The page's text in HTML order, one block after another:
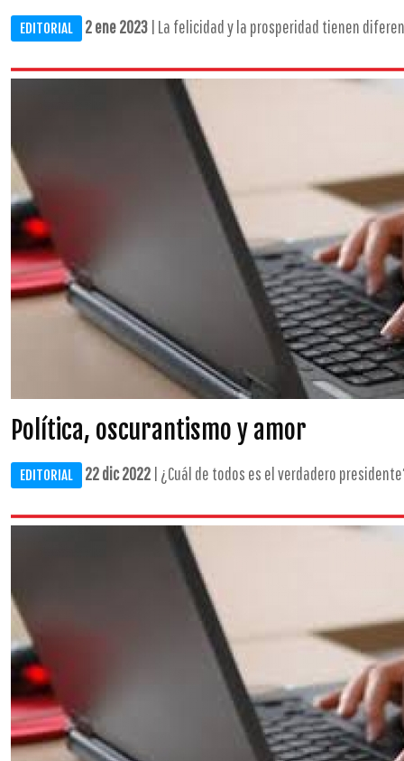
EDITORIAL 2 ene 2023 | La felicidad y la prosperidad tienen
Política, oscurantismo y amor
EDITORIAL 22 dic 2022 | ¿Cuál de todos es el verdadero